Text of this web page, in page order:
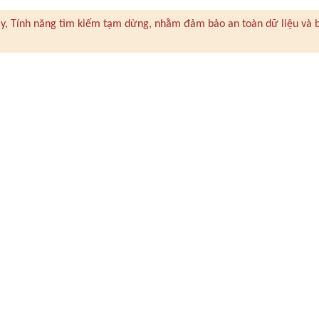
Tính năng tìm kiếm tạm dừng, nhằm đảm bảo an toàn dữ liệu và